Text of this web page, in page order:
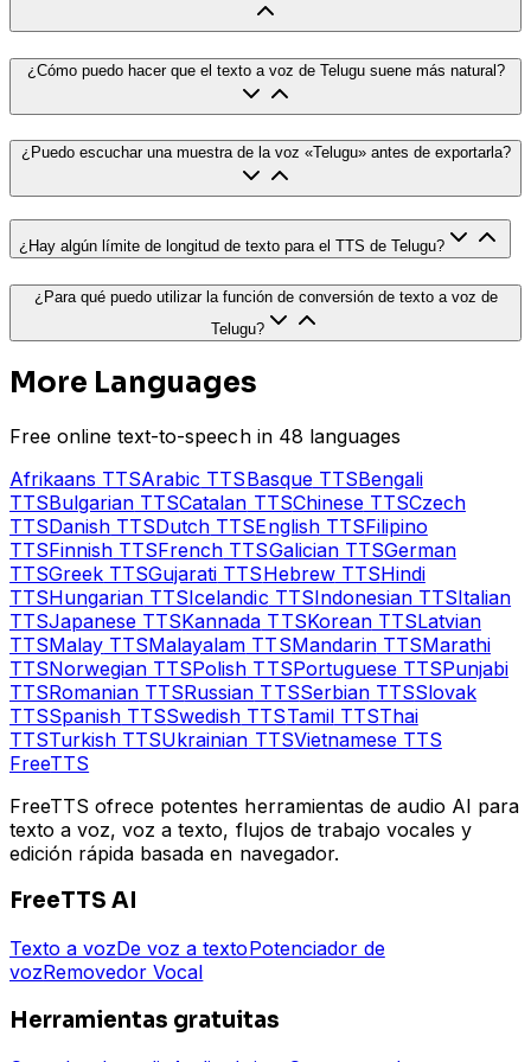
¿Cómo puedo hacer que el texto a voz de Telugu suene más natural?
¿Puedo escuchar una muestra de la voz «Telugu» antes de exportarla?
¿Hay algún límite de longitud de texto para el TTS de Telugu?
¿Para qué puedo utilizar la función de conversión de texto a voz de
Telugu?
More Languages
Free online text-to-speech in 48 languages
Afrikaans TTSArabic TTSBasqueTTSBengali
TTSBulgarian TTSCatalan TTSChineseTTSCzech
TTSDanish TTSDutch TTSEnglishTTSFilipino
TTSFinnish TTSFrench TTSGalicianTTSGerman
TTSGreek TTSGujarati TTSHebrewTTSHindi
TTSHungarian TTSIcelandic TTSIndonesianTTSItalian
TTSJapanese TTSKannada TTSKoreanTTSLatvian
TTSMalay TTSMalayalam TTSMandarinTTSMarathi
TTSNorwegian TTSPolish TTSPortugueseTTSPunjabi
TTSRomanian TTSRussian TTSSerbianTTSSlovak
TTSSpanish TTSSwedish TTSTamilTTSThai
TTSTurkish TTSUkrainian TTSVietnameseTTS
FreeTTS
FreeTTS ofrece potentes herramientas de audio AI para
texto a voz, voz a texto, flujos de trabajo vocales y
edición rápida basada en navegador.
FreeTTS AI
Texto a vozDe voz a textoPotenciador de
vozRemovedor Vocal
Herramientas gratuitas